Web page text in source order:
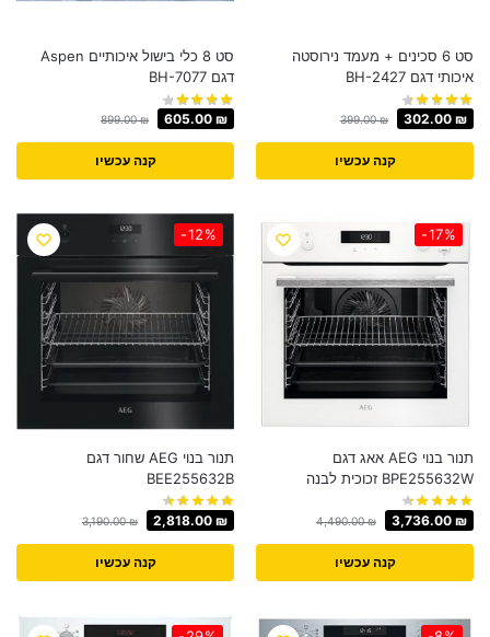
סט 6 סכינים + מעמד נירוסטה
איכותי דגם BH-2427
399.00₪ 302.00 ₪
קנה עכשיו
סט 8 כלי בישול איכותיים Aspen
דגם BH-7077
899.00₪ 605.00 ₪
קנה עכשיו
-17%
תנור בנוי AEG אאג דגם
BPE255632W זכוכית לבנה
4,490.00₪ 3,736.00 ₪
קנה עכשיו
-12%
תנור בנוי AEG שחור דגם
BEE255632B
3,190.00₪ 2,818.00 ₪
קנה עכשיו